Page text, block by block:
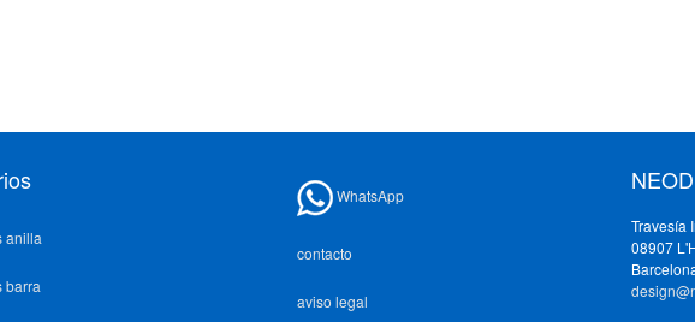
anilla
barra
WhatsApp
contacto
aviso legal
Travesía
08907